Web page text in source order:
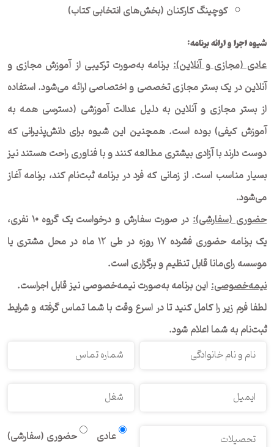
کوچینگ کارکنان (بخش‌های انتخابی کتاب)
شیوه اجرا و ارائه برنامه:
عادی (مجازی و آنلاین):برنامه به‌صورت ترکیبی از آموزش مجازی و
آنلاین در یک بستر مجازی تخصصی و اختصاصی ارائه می‌شود. استفاده
از بستر مجازی و آنلاین به دلیل عدالت آموزشی (دسترسی همه به
آموزش کیفی) بوده است. همچنین این شیوه برای دانش‌پذیرانی که
دوست دارند با آزادی بیشتری مطالعه کنند و با فناوری راحت هستند نیز
بسیار مناسب است. از زمانی که فرد در برنامه ثبت‌نام کند، برنامه آغاز
می‌شود.
حضوری (سفارشی):
در صورت سفارش و درخواست یک گروه ۱۰ نفری،
یک برنامه حضوری فشرده ۱۷ روزه در طی ۱۲ ماه در محل مشتری یا
موسسه رای‌مانا قابل تنظیم و برگزاری است.
نیمه‌خصوصی:این برنامه به‌صورت نیمه‌خصوصی نیز قابل اجراست.
لطفا فرم زیر را کامل کنید تا در اسرع وقت با شما تماس گرفته و شرایط
ثبت‌نام به شما اعلام شود.
عادی حضوری (سفارشی)